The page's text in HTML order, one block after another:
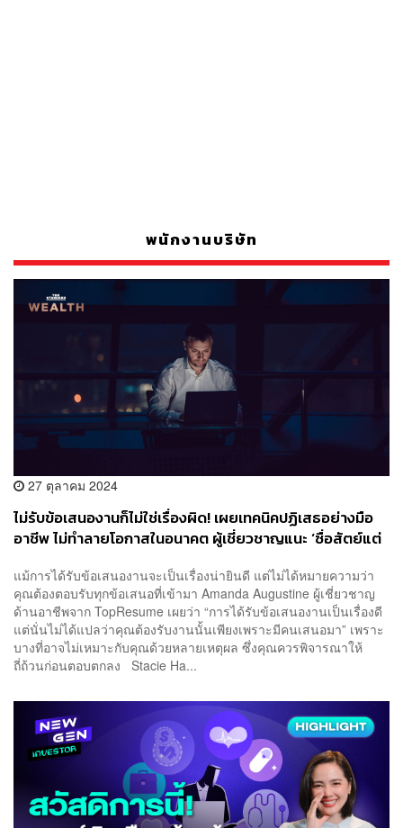
พนักงานบริษัท
27 ตุลาคม 2024
ไม่รับข้อเสนองานก็ไม่ใช่เรื่องผิด! เผยเทคนิคปฏิเสธอย่างมือ
อาชีพ ไม่ทำลายโอกาสในอนาคต ผู้เชี่ยวชาญแนะ ‘ซื่อสัตย์แต่
แม้การได้รับข้อเสนองานจะเป็นเรื่องน่ายินดี แต่ไม่ได้หมายความว่า
คุณต้องตอบรับทุกข้อเสนอที่เข้ามา Amanda Augustine ผู้เชี่ยวชาญ
ด้านอาชีพจาก TopResume เผยว่า “การได้รับข้อเสนองานเป็นเรื่องดี
แต่นั่นไม่ได้แปลว่าคุณต้องรับงานนั้นเพียงเพราะมีคนเสนอมา” เพราะ
บางที่อาจไม่เหมาะกับคุณด้วยหลายเหตุผล ซึ่งคุณควรพิจารณาให้
ถี่ถ้วนก่อนตอบตกลง Stacie Ha...